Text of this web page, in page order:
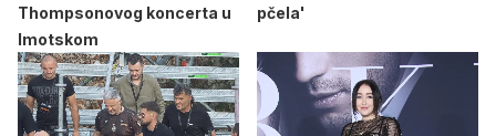
Thompsonovog koncerta u
Imotskom
pčela'